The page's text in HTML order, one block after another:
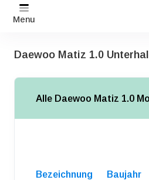
Menu
Daewoo Matiz 1.0
Alle Daewoo Matiz 1.0
Bezeichnung Baujahr